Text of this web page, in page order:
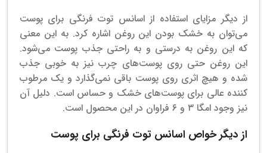
از دیگر مزایای استفاده از اسانس توت فرنگی برای پوست
می‌توان به خشک بودن این روغن اشاره کرد. به این معنی
که این روغن به درستی و به راحتی جذب پوست می‌شود.
این روغن حتی روی پوست‌های چرب نیز به خوبی جذب
شده و هیچ اثری روی پوست باقی نمی‌گذارد و یک مرطوب
کننده عالی برای پوست‌های خشک و حساس است. دلیل آن
نیز وجود امگا ۳ و ۶ فراوان در این محصول است.
از دیگر خواص اسانس توت فرنگی برای پوست